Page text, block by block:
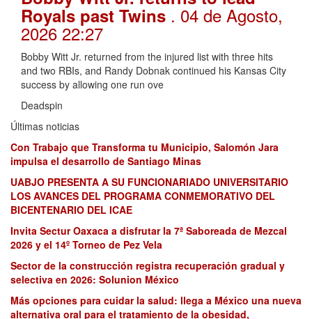
Royals past Twins . 04 de Agosto,
2026 22:27
Bobby Witt Jr. returned from the injured list with three hits
and two RBIs, and Randy Dobnak continued his Kansas City
success by allowing one run ove
Deadspin
Últimas noticias
Con Trabajo que Transforma tu Municipio, Salomón Jara
impulsa el desarrollo de Santiago Minas
UABJO PRESENTA A SU FUNCIONARIADO UNIVERSITARIO
LOS AVANCES DEL PROGRAMA CONMEMORATIVO DEL
BICENTENARIO DEL ICAE
Invita Sectur Oaxaca a disfrutar la 7ª Saboreada de Mezcal
2026 y el 14º Torneo de Pez Vela
Sector de la construcción registra recuperación gradual y
selectiva en 2026: Solunion México
Más opciones para cuidar la salud: llega a México una nueva
alternativa oral para el tratamiento de la obesidad,